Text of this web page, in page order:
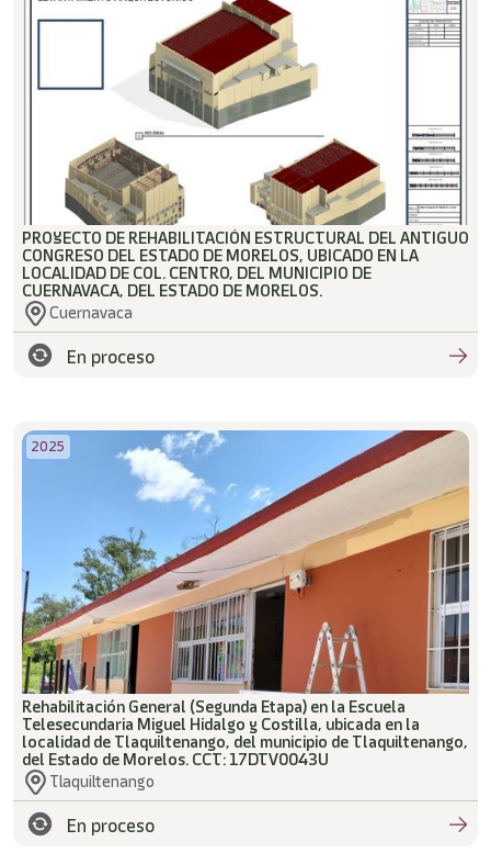
navegar
interactuar
con
contenido.
PROYECTO DE REHABILITACIÓN ESTRUCTURAL DEL ANTIGUO
CONGRESO DEL ESTADO DE MORELOS, UBICADO EN LA
LOCALIDAD DE COL. CENTRO, DEL MUNICIPIO DE
CUERNAVACA, DEL ESTADO DE MORELOS.
Cuernavaca
En proceso
2025
Rehabilitación General (Segunda Etapa) en la Escuela
Telesecundaria Miguel Hidalgo y Costilla, ubicada en la
localidad de Tlaquiltenango, del municipio de Tlaquiltenango,
del Estado de Morelos. CCT: 17DTV0043U
Tlaquiltenango
En proceso